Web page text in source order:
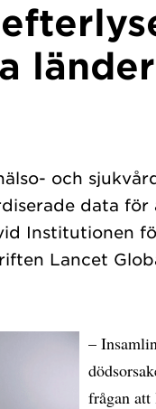
länder
och
data
Institutionen
–
frågan